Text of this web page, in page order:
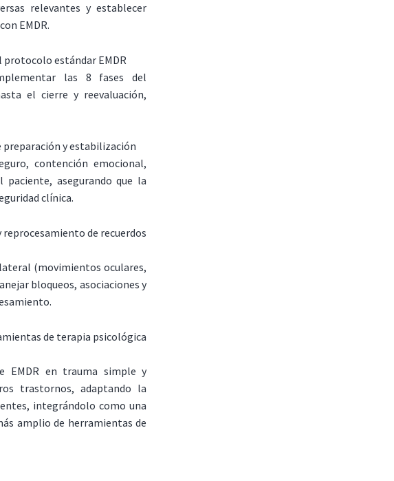
relevantes y establecer
EMDR.
estándar EMDR
las 8 fases del
el cierre y reevaluación,
preparación y estabilización
contención emocional,
asegurando que la
clínica.
de recuerdos
(movimientos oculares,
bloqueos, asociaciones y
de terapia psicológica
EMDR en trauma simple y
trastornos, adaptando la
integrándolo como una
amplio de herramientas de